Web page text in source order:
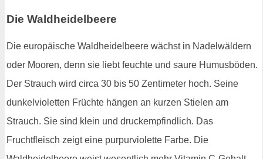
Die Waldheidelbeere
Die europäische Waldheidelbeere wächst in Nadelwäldern
oder Mooren, denn sie liebt feuchte und saure Humusböden.
Der Strauch wird circa 30 bis 50 Zentimeter hoch. Seine
dunkelvioletten Früchte hängen an kurzen Stielen am
Strauch. Sie sind klein und druckempfindlich. Das
Fruchtfleisch zeigt eine purpurviolette Farbe. Die